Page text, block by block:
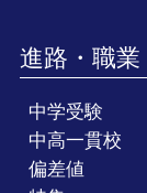
進路・職業
中学受験
中高一貫校
偏差値